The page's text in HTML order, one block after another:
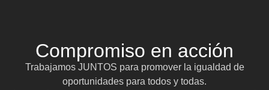
Compromiso en acción
Trabajamos JUNTOS para promover la igualdad de
oportunidades para todos y todas.